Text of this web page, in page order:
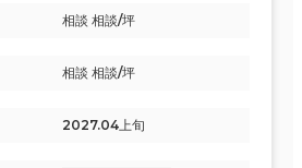
相談 相談/坪
相談 相談/坪
2027.04上旬